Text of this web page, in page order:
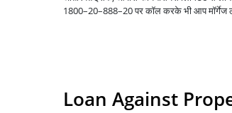
1800–20–888–20 पर कॉल करके भी आप
Loan Against